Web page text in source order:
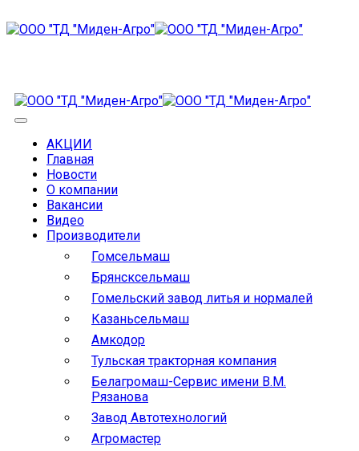
АКЦИИ
Главная
Новости
О компании
Вакансии
Видео
Производители
Гомсельмаш
Брянсксельмаш
Гомельский завод литья и нормалей
Казаньсельмаш
Амкодор
Тульская тракторная компания
Белагромаш-Сервис имени В.М.
Рязанова
Завод Автотехнологий
Агромастер